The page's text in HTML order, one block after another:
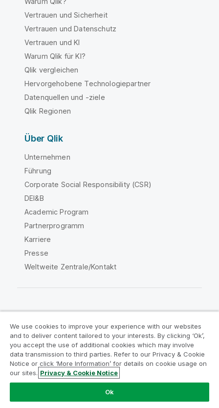
Vertrauen und Sicherheit
Vertrauen und Datenschutz
Vertrauen und KI
Warum Qlik für KI?
Qlik vergleichen
Hervorgehobene Technologiepartner
Datenquellen und -ziele
Qlik Regionen
Über Qlik
Unternehmen
Führung
Corporate Social Responsibility (CSR)
DEI&B
Academic Program
Partnerprogramm
Karriere
Presse
Weltweite Zentrale/Kontakt
Rechtliche Vereinbarungen
Produktbedingungen
Legal Policies
Legal Policies
Benutzungsbedingungen
Marken
Do Not Share My Info
Copyright © 1993-2026 QlikTech International AB. Alle
We use cookies to improve your experience with our websites
and to deliver content tailored to your interests. By clicking ‘Ok’,
you accept the use of additional cookies which may involve
data transmission to third parties. Refer to our Privacy & Cookie
Notice or click ‘More Information’ for details on cookie usage on
our sites. Privacy & Cookie Notice
Ok